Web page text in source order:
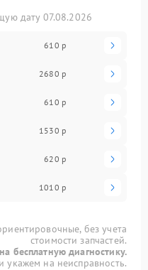
дату 07.08.2026
610 р
2680 р
610 р
1530 р
620 р
1010 р
без учета
стоимости запчастей.
бесплатную диагностику.
на неисправность.